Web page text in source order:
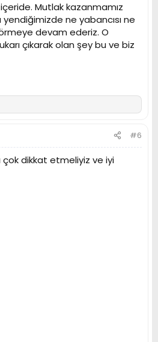
Mutlak kazanmamız
ne yabancısı ne
devam ederiz. O
çıkarak olan şey bu ve biz
#6
çok dikkat etmeliyiz ve iyi